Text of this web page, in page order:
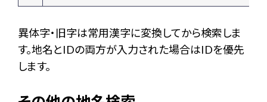
異体字・旧字は常用漢字に変換してから検索しま
す。地名とIDの両方が入力された場合はIDを優先
します。